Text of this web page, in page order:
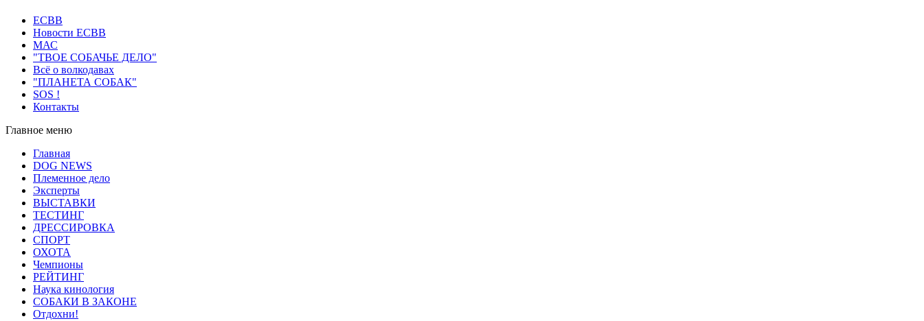
ECВB
Новости ЕСВВ
МАС
"ТВОЕ СОБАЧЬЕ ДЕЛО"
Всё о волкодавах
"ПЛАНЕТА СОБАК"
SOS !
Контакты
Главное меню
Главная
DOG NEWS
Племенное дело
Эксперты
ВЫСТАВКИ
ТЕСТИНГ
ДРЕССИРОВКА
СПОРТ
ОХОТА
Чемпионы
РЕЙТИНГ
Наука кинология
СОБАКИ В ЗАКОНЕ
Отдохни!